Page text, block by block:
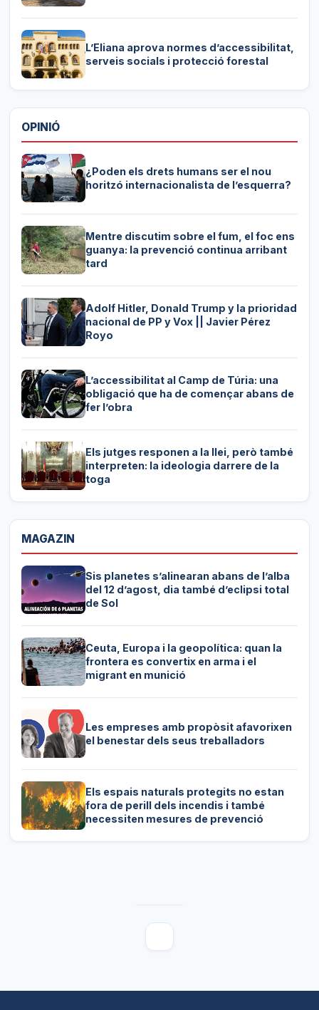
L’Eliana aprova normes d’accessibilitat,
serveis socials i protecció forestal
OPINIÓ
¿Poden els drets humans ser el nou
horitzó internacionalista de l’esquerra?
Mentre discutim sobre el fum, el foc ens
guanya: la prevenció continua arribant
tard
Adolf Hitler, Donald Trump y la prioridad
nacional de PP y Vox || Javier Pérez
Royo
L’accessibilitat al Camp de Túria: una
obligació que ha de començar abans de
fer l’obra
Els jutges responen a la llei, però també
interpreten: la ideologia darrere de la
toga
MAGAZIN
Sis planetes s’alinearan abans de l’alba
del 12 d’agost, dia també d’eclipsi total
de Sol
Ceuta, Europa i la geopolítica: quan la
frontera es convertix en arma i el
migrant en munició
Les empreses amb propòsit afavorixen
el benestar dels seus treballadors
Els espais naturals protegits no estan
fora de perill dels incendis i també
necessiten mesures de prevenció